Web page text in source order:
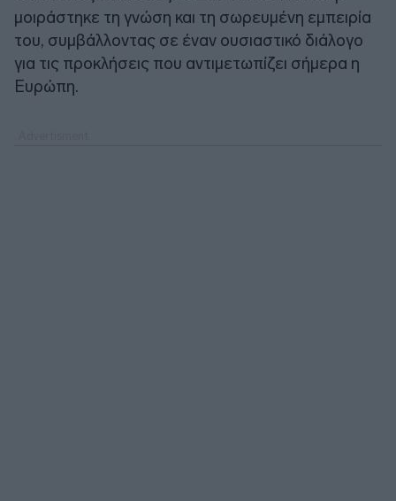
μοιράστηκε τη γνώση και τη σωρευμένη εμπειρία
του, συμβάλλοντας σε έναν ουσιαστικό διάλογο
για τις προκλήσεις που αντιμετωπίζει σήμερα η
Ευρώπη.